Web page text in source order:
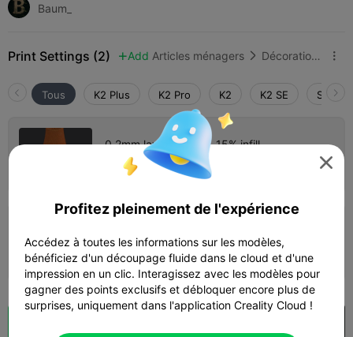
Baum_
Print Settings (2)  Add Articles ménagers  Décorations et ornements pour la maison 
Tous K2 Plus K2 Pro K2 K2 SE
0.2mm layer, 3 walls, 15% infill
Auteur  03h 02m
03h 08m 1 plates 54.19g

Profitez pleinement de l'expérience
Accédez à toutes les informations sur les modèles,
bénéficiez d'un découpage fluide dans le cloud et d'une
impression en un clic. Interagissez avec les modèles pour
gagner des points exclusifs et débloquer encore plus de
surprises, uniquement dans l'application Creality Cloud !